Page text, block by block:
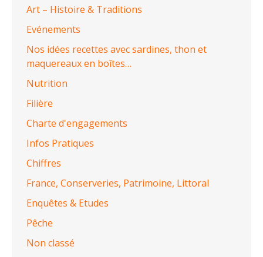
Art – Histoire & Traditions
Evénements
Nos idées recettes avec sardines, thon et
maquereaux en boîtes…
Nutrition
Filière
Charte d'engagements
Infos Pratiques
Chiffres
France, Conserveries, Patrimoine, Littoral
Enquêtes & Etudes
Pêche
Non classé